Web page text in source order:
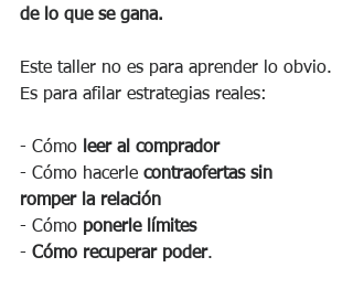
de lo que se gana.
Este taller no es para aprender lo obvio.
Es para afilar estrategias reales:
- Cómo leer al comprador
- Cómo hacerle contraofertas sin
romper la relación
- Cómo ponerle límites
- Cómo recuperar poder.